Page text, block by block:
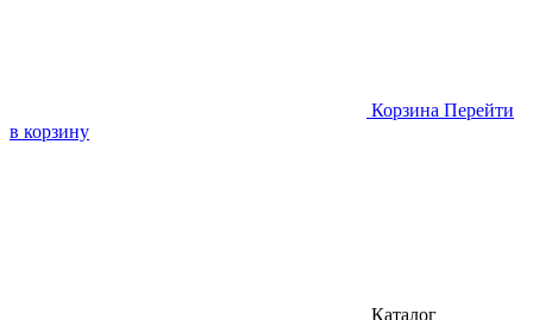
Корзина Перейти
в корзину
Каталог